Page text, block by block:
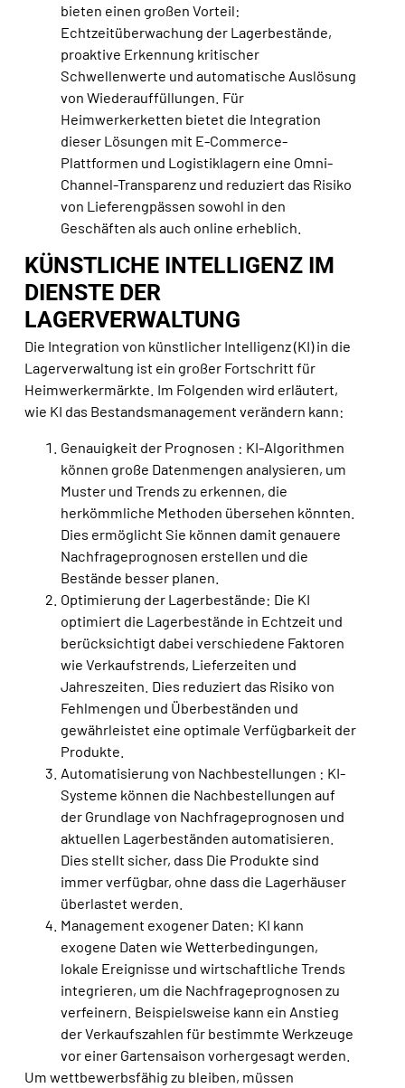
bieten einen großen Vorteil:
Echtzeitüberwachung der Lagerbestände,
proaktive Erkennung kritischer
Schwellenwerte und automatische Auslösung
von Wiederauffüllungen. Für
Heimwerkerketten bietet die Integration
dieser Lösungen mit E-Commerce-
Plattformen und Logistiklagern eine Omni-
Channel-Transparenz und reduziert das Risiko
von Lieferengpässen sowohl in den
Geschäften als auch online erheblich.
KÜNSTLICHE INTELLIGENZ IM
DIENSTE DER
LAGERVERWALTUNG
Die Integration von künstlicher Intelligenz (KI) in die
Lagerverwaltung ist ein großer Fortschritt für
Heimwerkermärkte. Im Folgenden wird erläutert,
wie KI das Bestandsmanagement verändern kann:
Genauigkeit der Prognosen : KI-Algorithmen
können große Datenmengen analysieren, um
Muster und Trends zu erkennen, die
herkömmliche Methoden übersehen könnten.
Dies ermöglicht Sie können damit genauere
Nachfrageprognosen erstellen und die
Bestände besser planen
Optimierung der Lagerbestände: Die KI
optimiert die Lagerbestände in Echtzeit und
berücksichtigt dabei verschiedene Faktoren
wie Verkaufstrends, Lieferzeiten und
Jahreszeiten. Dies reduziert das Risiko von
Fehlmengen und Überbeständen und
gewährleistet eine optimale Verfügbarkeit der
Produkte.
Automatisierung von Nachbestellungen : KI-
Systeme können die Nachbestellungen auf
der Grundlage von Nachfrageprognosen und
aktuellen Lagerbeständen automatisieren.
Dies stellt sicher, dass Die Produkte sind
immer verfügbar, ohne dass die Lagerhäuser
überlastet werden
Management exogener Daten: KI kann
exogene Daten wie Wetterbedingungen,
lokale Ereignisse und wirtschaftliche Trends
integrieren, um die Nachfrageprognosen zu
verfeinern. Beispielsweise kann ein Anstieg
der Verkaufszahlen für bestimmte Werkzeuge
vor einer Gartensaison vorhergesagt werden.
Um wettbewerbsfähig zu bleiben, müssen